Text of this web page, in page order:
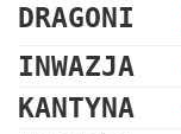
DRAGONI
INWAZJA
KANTYNA